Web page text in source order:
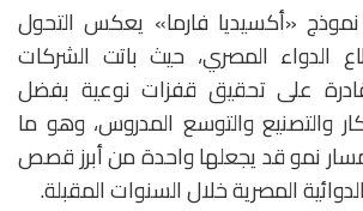
«أكسيديا فارما» يعكس التحول
الدواء المصري، حيث باتت الشركات
على تحقيق قفزات نوعية بفضل
والتصنيع والتوسع المدروس، وهو ما
نمو قد يجعلها واحدة من أبرز قصص
المصرية خلال السنوات المقبلة.